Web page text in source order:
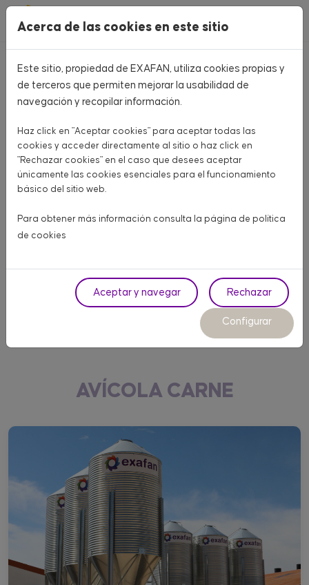
Pasar al contenido principal
Home CATÁLOGO PRODUCTOS
CATÁLOGO PRODUCTOS
Aquí encontrarás todo lo que necesitas para tu granja
AVÍCOLA PUESTA
OTROS ANIMALES
AVÍCOLA CARNE
Acerca de las cookies en este sitio
Este sitio, propiedad de EXAFAN, utiliza cookies propias y
de terceros que permiten mejorar la usabilidad de
navegación y recopilar información.
Haz click en "Aceptar cookies" para aceptar todas las
cookies y acceder directamente al sitio o haz click en
"Rechazar cookies" en el caso que desees aceptar
únicamente las cookies esenciales para el funcionamiento
básico del sitio web.
Para obtener más información consulta la página de política
de cookies
Aceptar y navegar Rechazar
Configurar